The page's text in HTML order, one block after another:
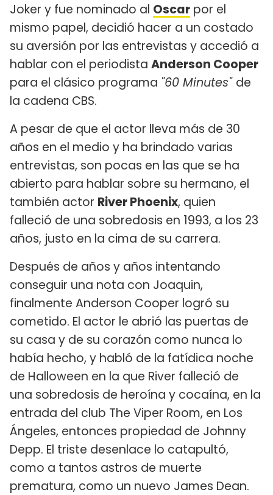
Joker y fue nominado al Oscar por el
mismo papel, decidió hacer a un costado
su aversión por las entrevistas y accedió a
hablar con el periodista Anderson Cooper
para el clásico programa "60 Minutes" de
la cadena CBS.
A pesar de que el actor lleva más de 30
años en el medio y ha brindado varias
entrevistas, son pocas en las que se ha
abierto para hablar sobre su hermano, el
también actor River Phoenix, quien
falleció de una sobredosis en 1993, a los 23
años, justo en la cima de su carrera.
Después de años y años intentando
conseguir una nota con Joaquin,
finalmente Anderson Cooper logró su
cometido. El actor le abrió las puertas de
su casa y de su corazón como nunca lo
había hecho, y habló de la fatídica noche
de Halloween en la que River falleció de
una sobredosis de heroína y cocaína, en la
entrada del club The Viper Room, en Los
Ángeles, entonces propiedad de Johnny
Depp. El triste desenlace lo catapultó,
como a tantos astros de muerte
prematura, como un nuevo James Dean.